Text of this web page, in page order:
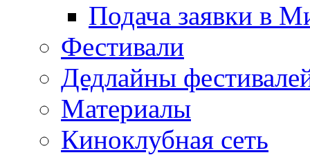
Подача заявки в
Фестивали
Дедлайны
Материалы
Киноклубная сеть